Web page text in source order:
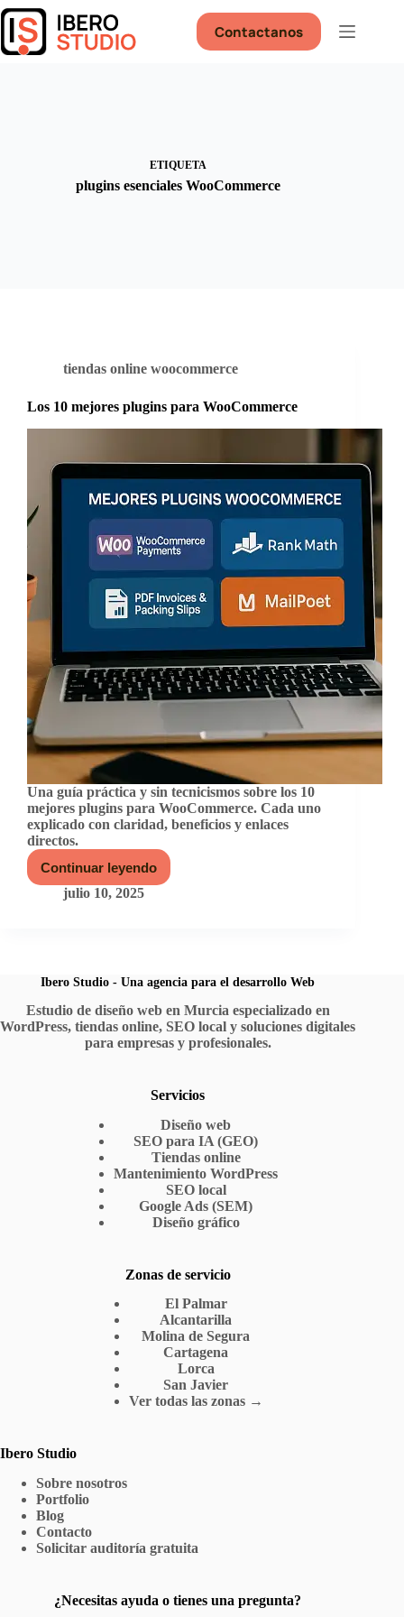
Saltar
al
contenido
Contactanos
ETIQUETA
plugins esenciales WooCommerce
tiendas online woocommerce
Los 10 mejores plugins para WooCommerce
Una guía práctica y sin tecnicismos sobre los 10
mejores plugins para WooCommerce. Cada uno
explicado con claridad, beneficios y enlaces
directos.
Continuar leyendo
Los
10
mejores
julio 10, 2025
Ibero Studio - Una agencia para el desarrollo Web
Estudio de diseño web en Murcia especializado en
WordPress, tiendas online, SEO local y soluciones digitales
para empresas y profesionales.
Servicios
Diseño web
SEO para IA (GEO)
Tiendas online
Mantenimiento WordPress
SEO local
Google Ads (SEM)
Diseño gráfico
Zonas de servicio
El Palmar
Alcantarilla
Molina de Segura
Cartagena
Lorca
San Javier
Ver todas las zonas →
Ibero Studio
Sobre nosotros
Portfolio
Blog
Contacto
Solicitar auditoría gratuita
¿Necesitas ayuda o tienes una pregunta?